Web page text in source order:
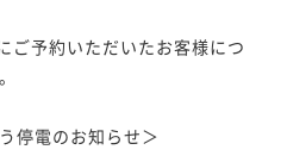
ご予約いただいたお客様につ
停電のお知らせ＞